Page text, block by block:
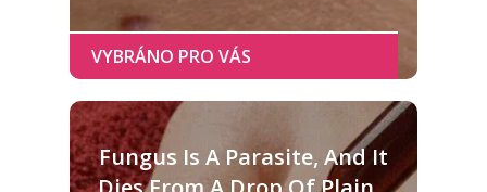
Fungus Is A Parasite, And It